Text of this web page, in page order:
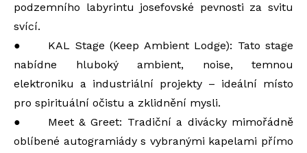
podzemního labyrintu josefovské pevnosti za svitu
svící.
● KAL Stage (Keep Ambient Lodge): Tato stage
nabídne hluboký ambient, noise, temnou
elektroniku a industriální projekty – ideální místo
pro spirituální očistu a zklidnění mysli.
● Meet & Greet: Tradiční a divácky mimořádně
oblíbené autogramiády s vybranými kapelami přímo